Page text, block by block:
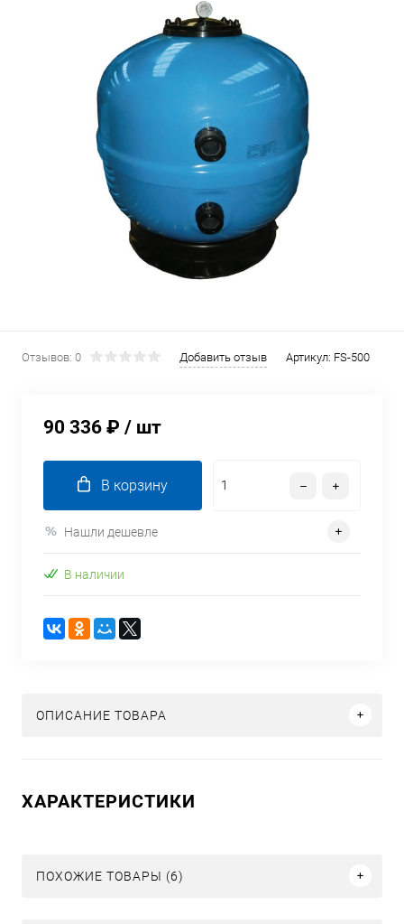
Отзывов: 0 Добавить отзыв Артикул: FS-500
90 336 ₽ / шт
В корзину
Нашли дешевле
В наличии
ОПИСАНИЕ ТОВАРА
ХАРАКТЕРИСТИКИ
ПОХОЖИЕ ТОВАРЫ (6)